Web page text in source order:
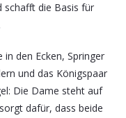
schafft die Basis für
den Ecken, Springer
und das Königspaar
Die Dame steht auf
dafür, dass beide